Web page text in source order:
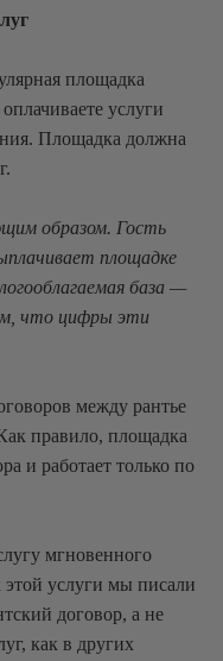
площадка
услуги
Площадка должна
образом. Гость
площадке
база —
что цифры эти
между рантье
правило, площадка
и работает только по
мгновенного
услуги мы писали
договор, а не
как в других